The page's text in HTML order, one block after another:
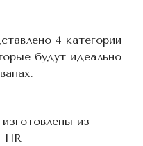
4 категории
будут идеально
из
HR